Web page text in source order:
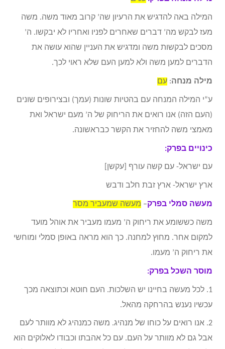
המילה באה להדגיש את הרעיון שה’ קרוב מאוד משה. משה
מעז לבקש מה’ דברים שאחרים לפניו ואחריו לא יבקשו. ה’
מסכים לבקשות משה ומדגיש את העניין שהוא עושה את
הדברים למען משה ולא למען העם שלא ראוי לכך.
מילה מנחה: עם
ע”י המילה המנחה עם בהטיות שונות (עמך) ובצירופים שונים
(העם הזה) אנו רואים את הריחוק של ה’ מעם ישראל ואת
מאמצי משה להחזיר את הקשר כבראשונה.
כינויים בפרק:
עם ישראל- עם קשה עורף [עקשן]
ארץ ישראל- ארץ זבת חלב ודבש
מעשה סמלי בפרק– מעשה שמעביר מסר
משה כששומע את ריחוק ה’ מעמו מעביר את אוהל מועד
למקום אחר. מחוץ למחנה. כך הוא מראה באופן סמלי ומוחשי
את ריחוק ה’ מעמו.
מוסר השכל בפרק:
1. לכל מעשה בחיינו יש השלכות. העם חוטא וכתוצאה מכך
עכשיו נענש בהרחקה מהאל.
2. אנו רואים על כוחו של מנהיג. משה כמנהיג לא מוותר לעם
אבל גם לא מוותר על העם. עם כל אהבתו וכבודו לאלוקים הוא